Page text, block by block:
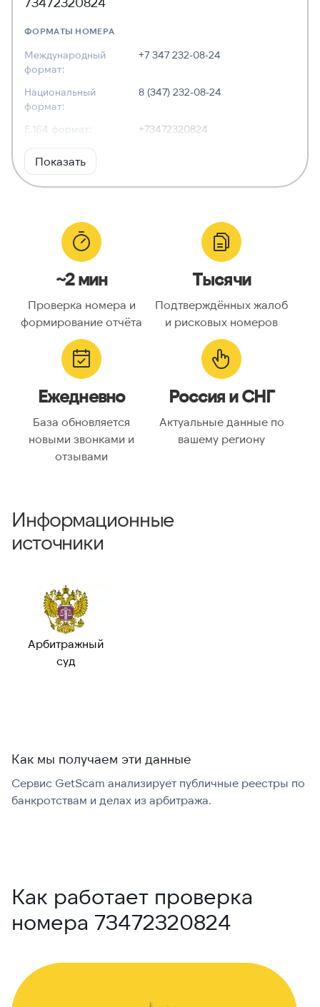
ФОРМАТЫ НОМЕРА
Международный
формат:
+7 347 232-08-24
Национальный
формат:
8 (347) 232-08-24
E.164 формат:
+73472320824
RFC3966
формат:
Тип номера:
Стационарный
Оператор связи:
Национальный
3472320824
Код страны:
ГЕОЛОКАЦИЯ
Географическое
описание:
Республика Башкортостан
Часовые пояса: Asia/Yekaterinburg
ВАЛИДАЦИЯ И ТИП
номер:
Можно набрать
Показать
~2 мин
Проверка номера и
формирование отчёта
Тысячи
Подтверждённых жалоб
и рисковых номеров
Ежедневно
База обновляется
новыми звонками и
отзывами
Россия и СНГ
Актуальные данные по
вашему региону
Информационные
источники
Арбитражный
суд
Как мы получаем эти данные
Сервис GetScam анализирует публичные реестры по
банкротствам и делах из арбитража.
Как работает проверка
номера 73472320824